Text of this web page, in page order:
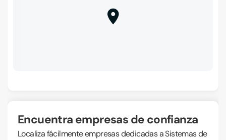
Encuentra empresas de confianza
Localiza fácilmente empresas dedicadas a Sistemas de